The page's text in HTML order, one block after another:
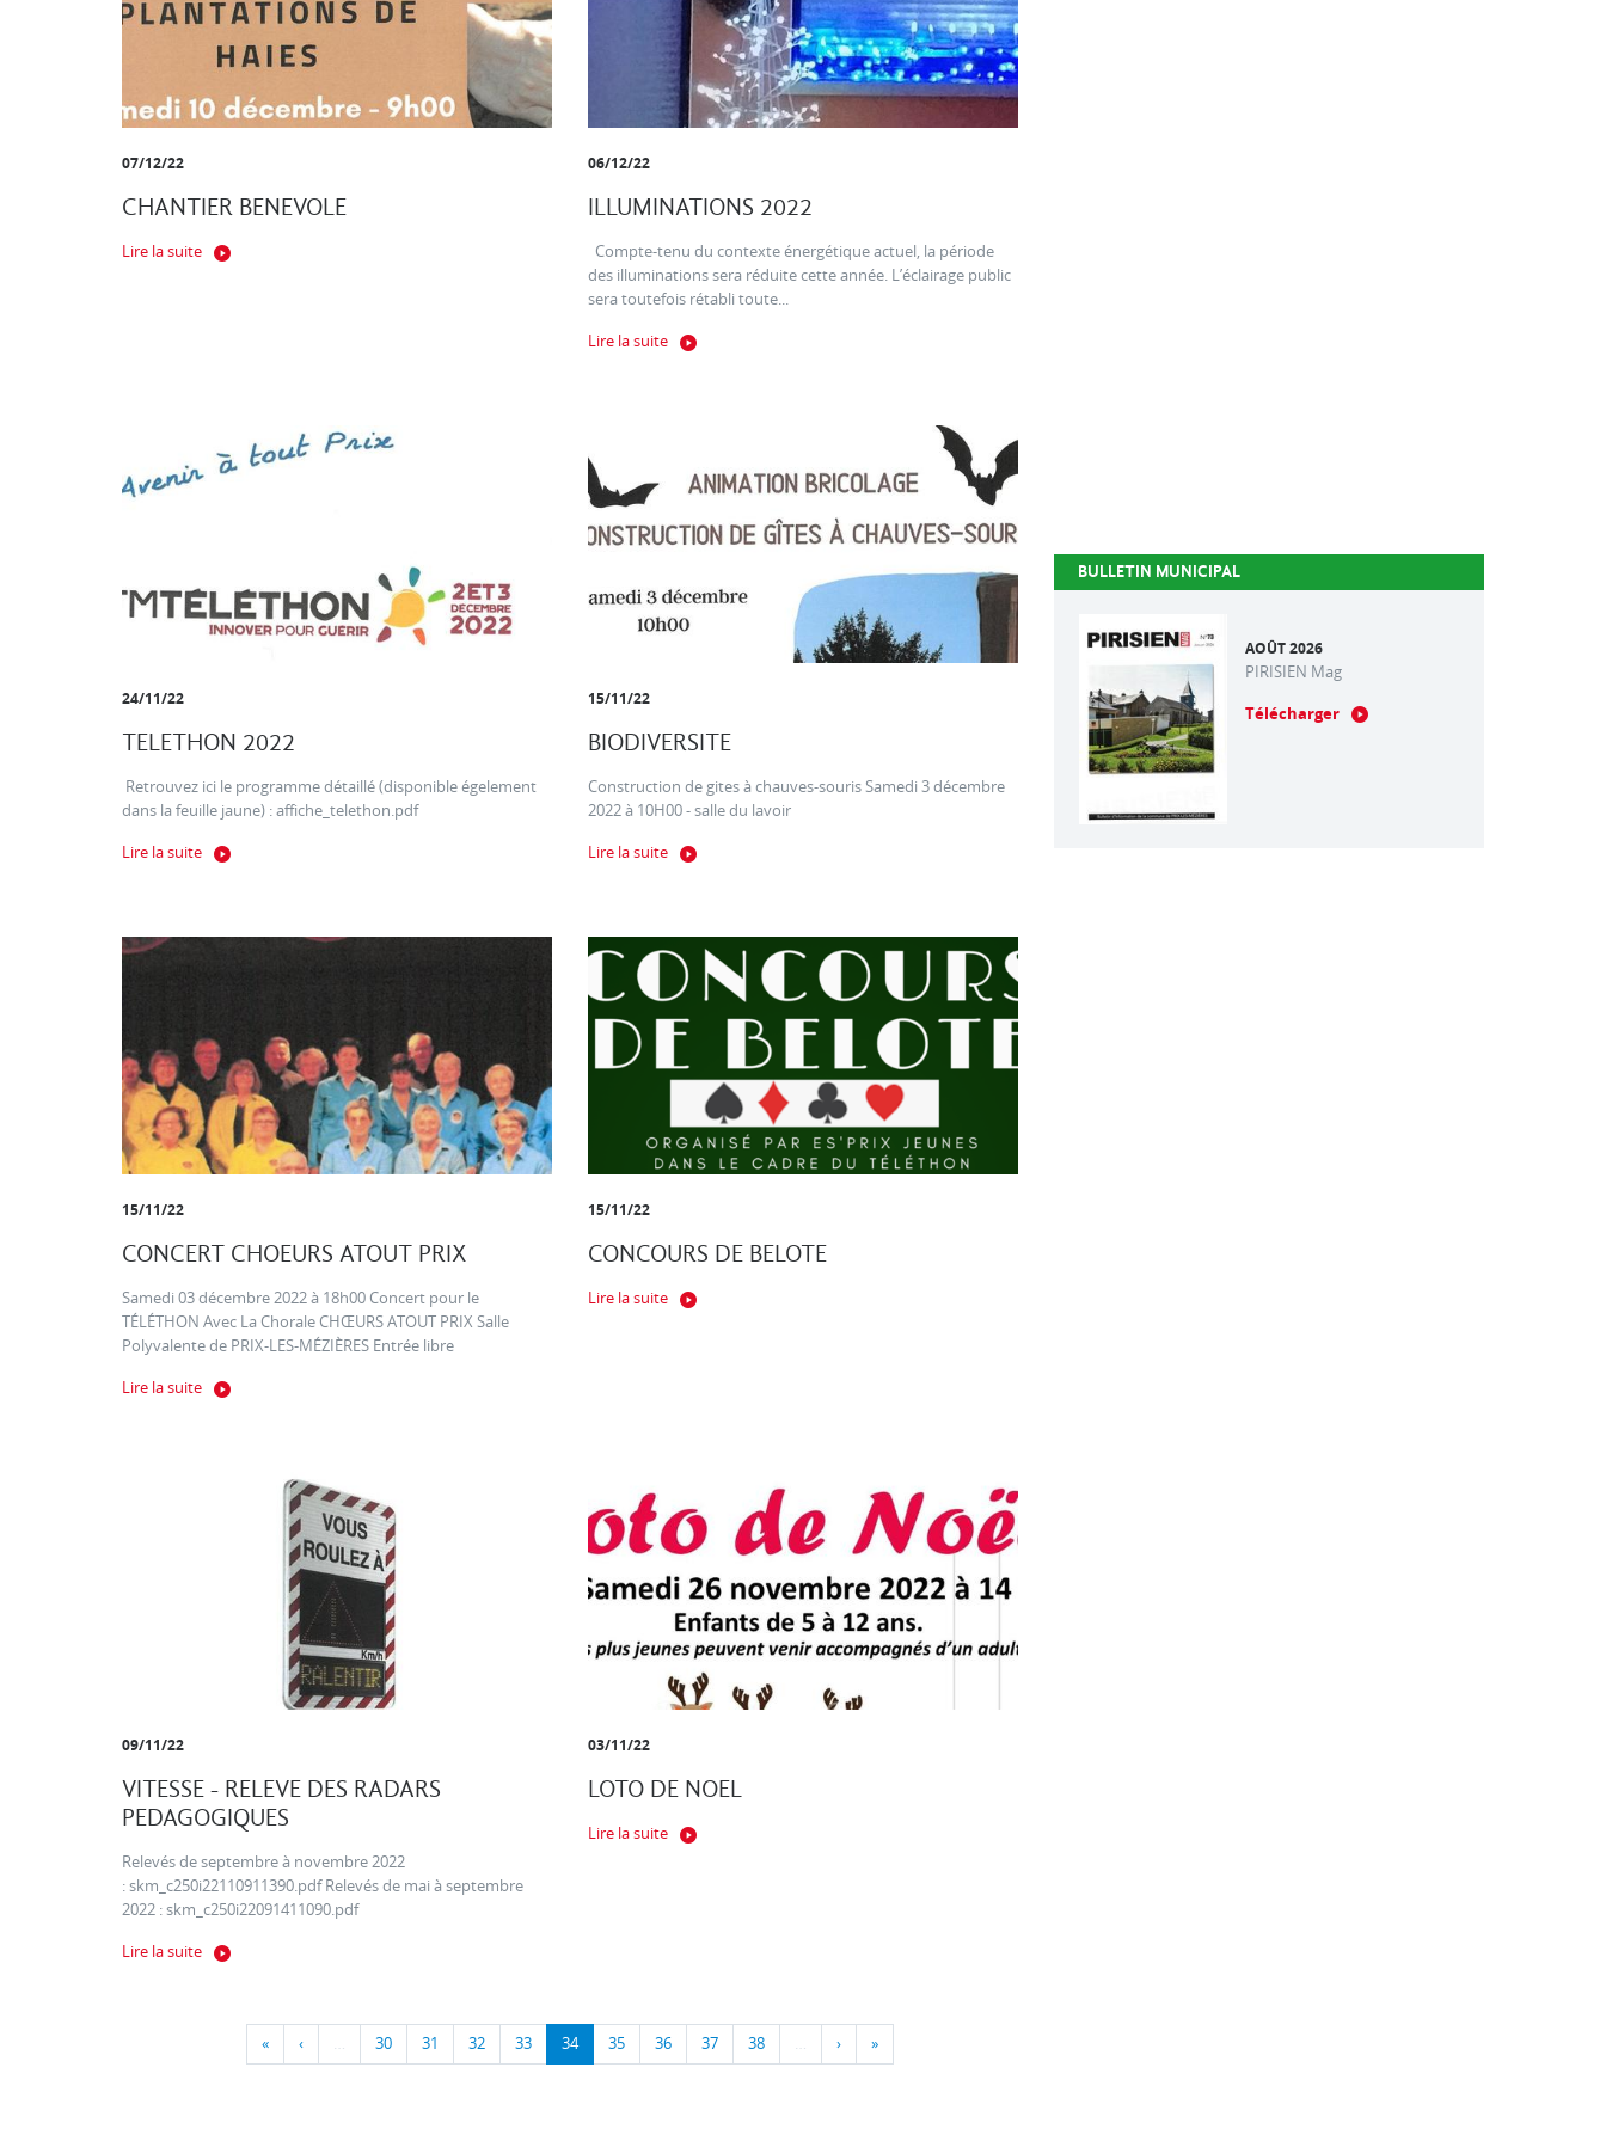
07/12/22
CHANTIER BENEVOLE
Lire la suite
06/12/22
ILLUMINATIONS 2022
Compte-tenu du contexte énergétique actuel, la période
des illuminations sera réduite cette année. L’éclairage public
sera toutefois rétabli toute...
Lire la suite
24/11/22
TELETHON 2022
Retrouvez ici le programme détaillé (disponible égelement
dans la feuille jaune) : affiche_telethon.pdf
Lire la suite
15/11/22
BIODIVERSITE
Construction de gites à chauves-souris Samedi 3 décembre
2022 à 10H00 - salle du lavoir
Lire la suite
15/11/22
CONCERT CHOEURS ATOUT PRIX
Samedi 03 décembre 2022 à 18h00 Concert pour le
TÉLÉTHON Avec La Chorale CHŒURS ATOUT PRIX Salle
Polyvalente de PRIX-LES-MÉZIÈRES Entrée libre
Lire la suite
15/11/22
CONCOURS DE BELOTE
Lire la suite
09/11/22
VITESSE - RELEVE DES RADARS
PEDAGOGIQUES
Relevés de septembre à novembre 2022
: skm_c250i22110911390.pdf Relevés de mai à septembre
2022 : skm_c250i22091411090.pdf
Lire la suite
03/11/22
LOTO DE NOEL
Lire la suite
« ‹ … 30 31 32 33 34 35 36 37 38 … › »
BULLETIN MUNICIPAL
AOÛT 2026
PIRISIEN Mag
Télécharger